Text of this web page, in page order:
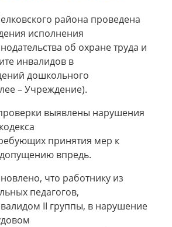
района проведена
исполнения
об охране труда и
инвалидов в
дошкольного
– Учреждение).
выявлены нарушения
принятия мер к
впредь.
что работнику из
педагогов,
II группы, в нарушение